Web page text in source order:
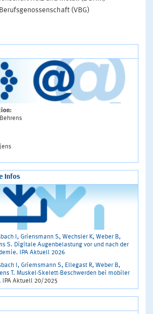
(VBG)
Infos
I, Griensmann S, Wechsler K, Weber B,
S. Digitale Augenbelastung vor und nach der
IPA Aktuell 2026
I, Griemsmann S, Ellegast R, Weber B,
T. Muskel-Skelett-Beschwerden bei mobiler
PA Aktuell 20/2025